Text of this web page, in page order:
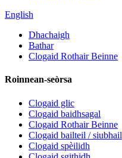
English
Dhachaigh
Bathar
Clogaid Rothair Beinne
Roinnean-seòrsa
Clogaid glic
Clogaid baidhsagal
Clogaid Rothair Beinne
Clogaid bailteil / siubhail
Clogaid spèilidh